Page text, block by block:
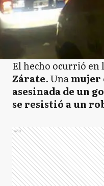
El hecho ocurrió en
Zárate. Unamujer
asesinada de un
se resistió a un
Ads